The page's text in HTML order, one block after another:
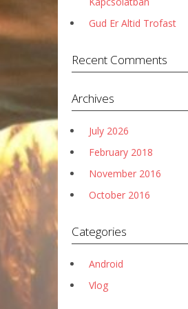
Gud Er Altid Trofast
Recent Comments
Archives
July 2026
February 2018
November 2016
October 2016
Categories
Android
Vlog